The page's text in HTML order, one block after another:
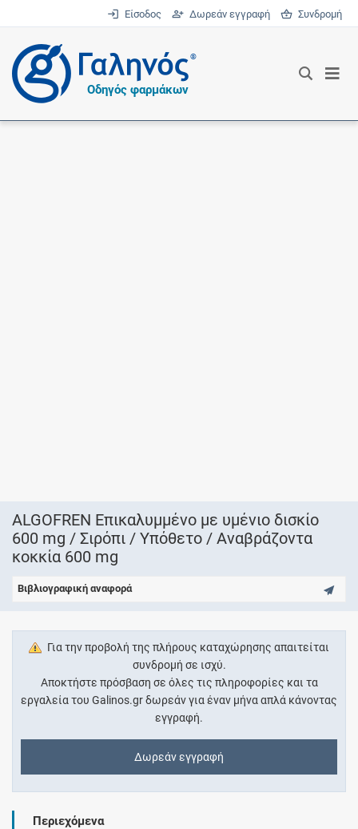
Είσοδος Δωρεάν εγγραφή Συνδρομή
®
Οδηγός φαρμάκων
ALGOFREN Επικαλυμμένο με υμένιο δισκίο
600 mg / Σιρόπι / Υπόθετο / Αναβράζοντα
κοκκία 600 mg
Βιβλιογραφική αναφορά
Για την προβολή της πλήρους καταχώρησης απαιτείται
συνδρομή σε ισχύ.
Αποκτήστε πρόσβαση σε όλες τις πληροφορίες και τα
εργαλεία του Galinos.gr δωρεάν για έναν μήνα απλά κάνοντας
εγγραφή.
Δωρεάν εγγραφή
Περιεχόμενα